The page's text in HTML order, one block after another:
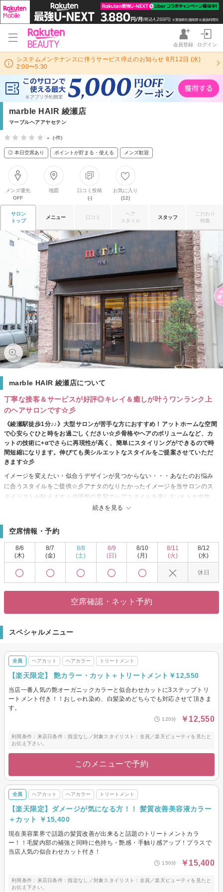
会員登録 ログイン
システムメンテナンスに伴うサービス停止のお知らせ 8月12日 (水)
2:00〜5:30
marble HAIR 綾瀬店
マーブルヘアアヤセテン
- (-件)
◎ 本日空席あり ポイントが貯まる・使える メンズ歓迎
メンズ優先
OFF
地図
口コミ投稿
(-)
お気に入り
(12)
サロン
トップ
メニュー 口コミ
ヘア
スタイル
スタッフ
こだわり
特集
marble HAIR 綾瀬店について
丁寧な接客＆サービスが好評◎キレイ＆癒しが叶うワンランク上
のヘアサロンです☆彡
《綾瀬駅徒歩1分♪♪》大型サロンが苦手な方におすすめ！アットホームな空間
で心安らぐひと時をお過ごしください☆彡骨格やヘアのボリュームなど、カ
ットの技術に+αでさらに再現性が高く、簡単にスタイリングができるので時
間短縮になります。伸びても美シルエットなスタイルをご提案させていただ
きます☆彡
続きを見る
イメージを変えたい・似合うデザインが見つからない・・・あなたのお悩み
に合うスタイルをご提供☆彡アナタのなりたかったイメージを当サロンのス
タイリストが叶えます☆彡理想の美髪でヘアスタイルを楽しむ♪オトナ女性
空席情報・予約
8/6
(木)
8/7
(金)
8/8
(土)
8/9
(日)
8/10
(月)
8/11
(火)
8/12
(水)
休日
空席確認・ネット予約
スペシャルメニュー
全員 ヘアカット ヘアカラー トリートメント
【楽天限定】 艶カラー・カット＋トリートメント￥12,550
当店一番人気の艶オーガニックカラーと似合わせカットに3ステップトリ
ートメント付き！！おしゃれ染め、白髪染めどちらでも対応させて頂きま
す。
120分 ￥12,550
利用条件：来店日条件：指定なし／対象スタイリスト：全員／楽天ビューティを見たと
お伝え下さい。
このメニューで予約
全員 ヘアカット ヘアカラー トリートメント
【楽天限定】ダメージが気になる方！！ 髪質改善美容液カラー
＋カット ￥15,400
現在美容業界で話題の髪質改善が出来ると話題のトリートメントカラ
ー！！毛髪内部の補強と同時に色持ち・艶感・手触り感アップ！プラスで
当店人気の似合わせカット付き！
150分 ￥15,400
利用条件：来店日条件：指定なし／対象スタイリスト：全員／楽天ビューティを見たと
お伝え下さい。